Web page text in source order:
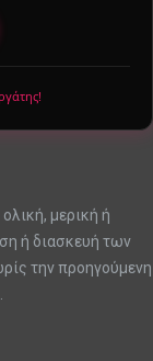
μερική ή
ή διασκευή των
την προηγούμενη